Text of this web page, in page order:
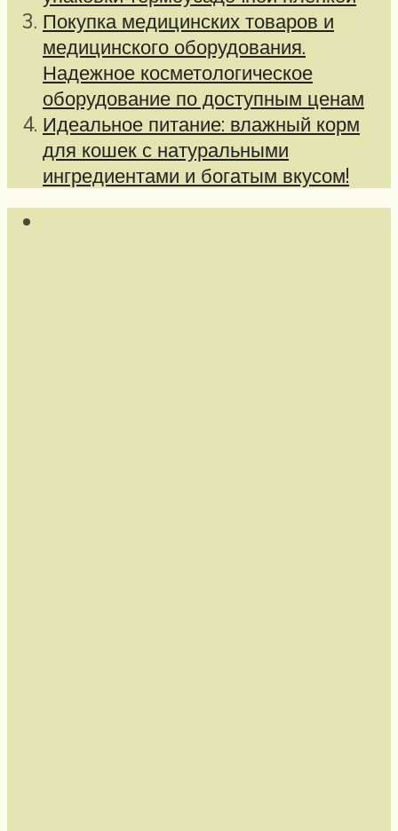
Покупка медицинских товаров и
медицинского оборудования.
Надежное косметологическое
оборудование по доступным ценам
Идеальное питание: влажный корм
для кошек с натуральными
ингредиентами и богатым вкусом!